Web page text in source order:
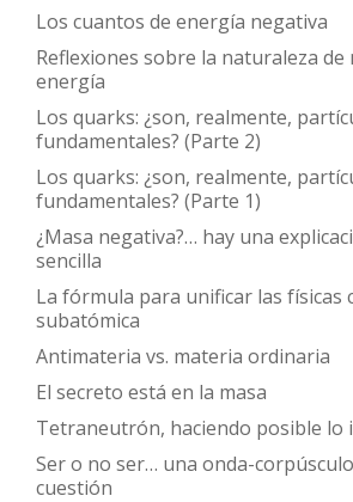
Los cuantos de energía negativa
Reflexiones sobre la naturaleza de
energía
Los quarks: ¿son, realmente,
fundamentales? (Parte 2)
Los quarks: ¿son, realmente,
fundamentales? (Parte 1)
¿Masa negativa?… hay una
sencilla
La fórmula para unificar las físicas
subatómica
Antimateria vs. materia ordinaria
El secreto está en la masa
Tetraneutrón, haciendo posible lo
Ser o no ser… una onda-
cuestión